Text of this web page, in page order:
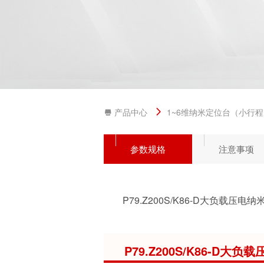
产品中心 1~6维纳米定位台（小行
参数规格 注意事项
P79.Z200S/K86-D大负载压电纳
P79.Z200S/K86-D大负载